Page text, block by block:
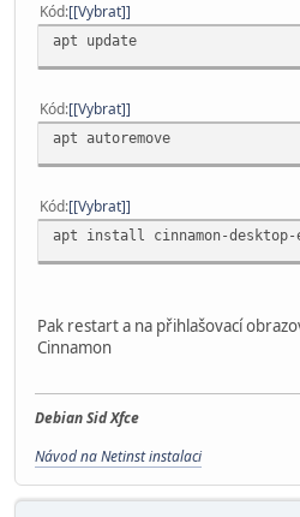
Kód [Vybrat]
apt update
Kód [Vybrat]
apt autoremove
Kód [Vybrat]
apt install cinnamon-desktop-
Pak restart a na přihlašovací
Cinnamon
Debian Sid Xfce
Návod na Netinst instalaci